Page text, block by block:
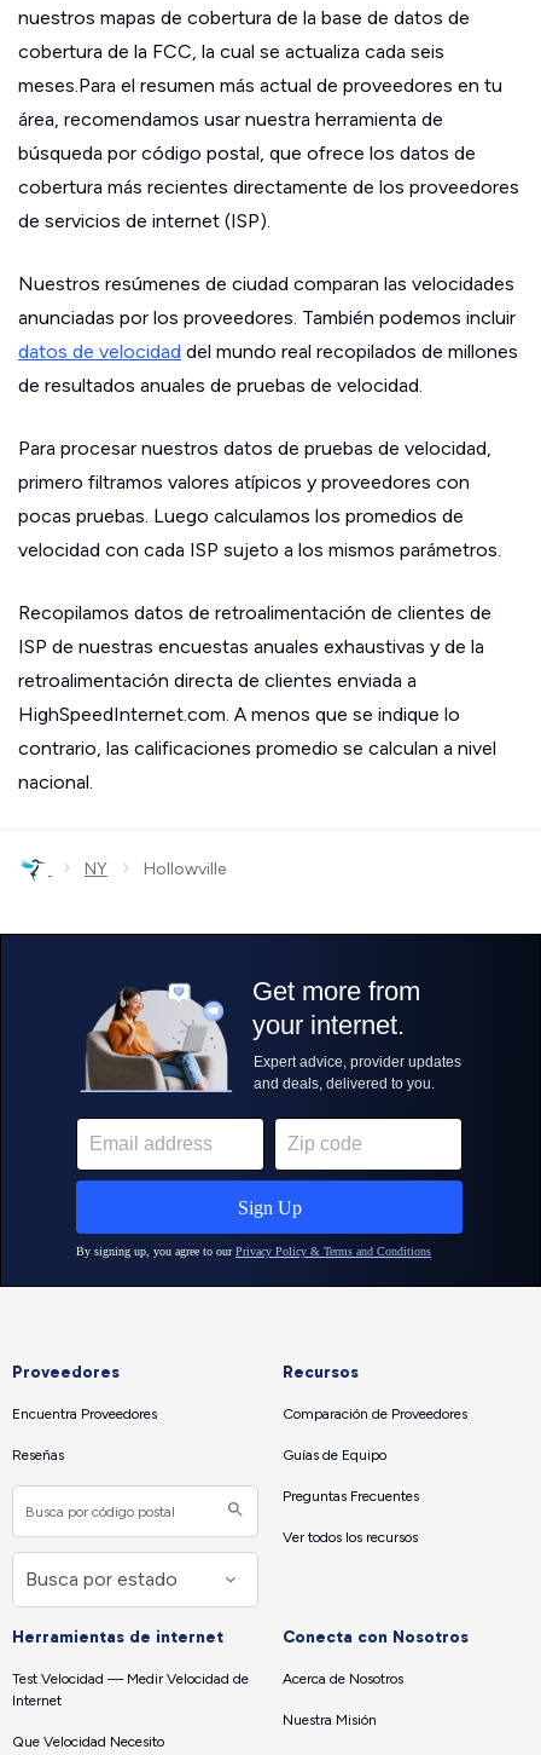
nuestros mapas de cobertura de la base de datos de
cobertura de la FCC, la cual se actualiza cada seis
meses.Para el resumen más actual de proveedores en tu
área, recomendamos usar nuestra herramienta de
búsqueda por código postal, que ofrece los datos de
cobertura más recientes directamente de los proveedores
de servicios de internet (ISP).
Nuestros resúmenes de ciudad comparan las velocidades
anunciadas por los proveedores. También podemos incluir
datos de velocidad del mundo real recopilados de millones
de resultados anuales de pruebas de velocidad.
Para procesar nuestros datos de pruebas de velocidad,
primero filtramos valores atípicos y proveedores con
pocas pruebas. Luego calculamos los promedios de
velocidad con cada ISP sujeto a los mismos parámetros.
Recopilamos datos de retroalimentación de clientes de
ISP de nuestras encuestas anuales exhaustivas y de la
retroalimentación directa de clientes enviada a
HighSpeedInternet.com. A menos que se indique lo
contrario, las calificaciones promedio se calculan a nivel
nacional.
› NY › Hollowville
Proveedores
Encuentra Proveedores
Reseñas
Recursos
Comparación de Proveedores
Guías de Equipo
Preguntas Frecuentes
Ver todos los recursos
Herramientas de internet
Test Velocidad — Medir Velocidad de
Internet
Que Velocidad Necesito
Conecta con Nosotros
Acerca de Nosotros
Nuestra Misión